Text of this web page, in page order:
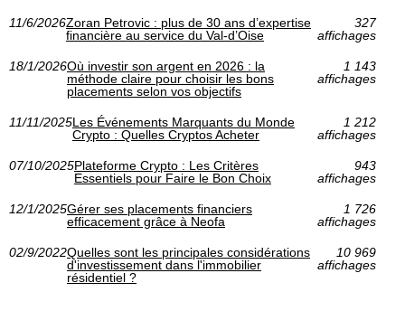
11/6/2026Zoran Petrovic : plus de 30 ans d’expertise
financière au service du Val-d’Oise
327
affichages
18/1/2026Où investir son argent en 2026 : la
méthode claire pour choisir les bons
placements selon vos objectifs
1 143
affichages
11/11/2025Les Événements Marquants du Monde
Crypto : Quelles Cryptos Acheter
1 212
affichages
07/10/2025Plateforme Crypto : Les Critères
Essentiels pour Faire le Bon Choix
943
affichages
12/1/2025Gérer ses placements financiers
efficacement grâce à Neofa
1 726
affichages
02/9/2022Quelles sont les principales considérations
d'investissement dans l'immobilier
résidentiel ?
10 969
affichages